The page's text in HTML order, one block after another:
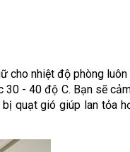
cho nhiệt độ phòng
- 40 độ C. Bạn sẽ
quạt gió giúp lan tỏa